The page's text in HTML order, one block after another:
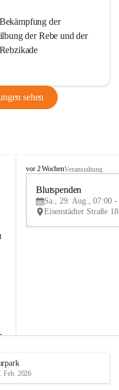
der
der Rebe und der
sehen
B
e
u
e
d
vor 2 WochenVeranstaltung
Blutspenden
Sa., 29. Aug., 07:00 -
Feb. 2026